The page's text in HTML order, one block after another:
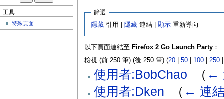
篩選
隱藏 引用 | 隱藏 連結 |顯示 重新導向
以下頁面連結至 Firefox 2 Go Launch Party：
檢視 (前 250 筆) (後 250 筆) (20| 50| 100| 250
使用者:BobChao （ ←
使用者:Dken
（ ← 連
工具:
特殊頁面